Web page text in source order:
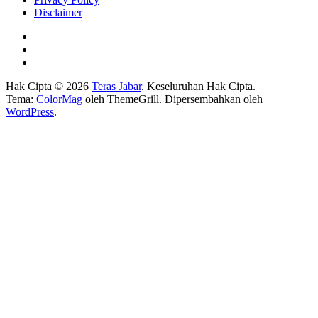
Disclaimer
Hak Cipta © 2026 Teras Jabar. Keseluruhan Hak Cipta.
Tema: ColorMag oleh ThemeGrill. Dipersembahkan oleh
WordPress.